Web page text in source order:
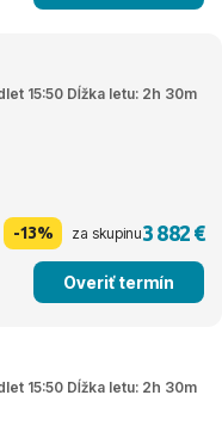
15:50 Dĺžka letu: 2h 30m
-13% za skupinu3 882 €
Overiť termín
15:50 Dĺžka letu: 2h 30m